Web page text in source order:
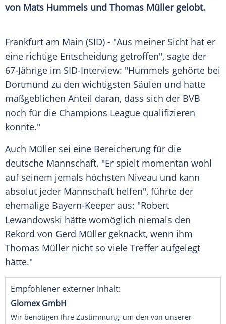
von Mats Hummels und Thomas Müllergelobt.
Frankfurt am Main (SID) - "Aus meiner Sicht hat er
eine richtige Entscheidung getroffen", sagte der
67-Jährige im SID-Interview: "Hummels gehörte bei
Dortmund zu den wichtigsten Säulen und hatte
maßgeblichen Anteil daran, dass sich der BVB
noch für die Champions League qualifizieren
konnte."
Auch Müller sei eine Bereicherung für die
deutsche Mannschaft. "Er spielt momentan wohl
auf seinem jemals höchsten Niveau und kann
absolut jeder Mannschaft helfen", führte der
ehemalige Bayern-Keeper aus: "Robert
Lewandowski hätte womöglich niemals den
Rekord von Gerd Müller geknackt, wenn ihm
Thomas Müller nicht so viele Treffer aufgelegt
hätte."
Empfohlener externer Inhalt:
Glomex GmbH
Wir benötigen Ihre Zustimmung, um den von unserer